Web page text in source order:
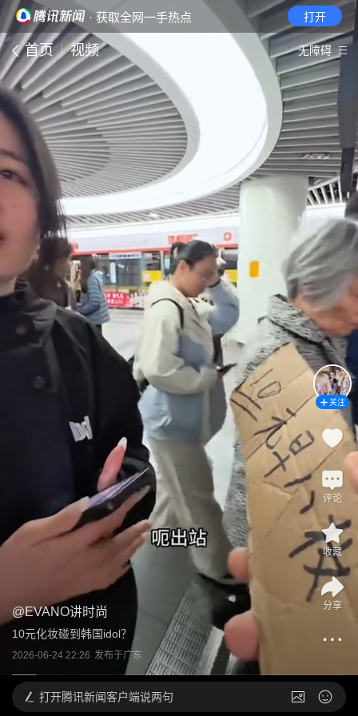
· 获取全网一手热点 打开
首页 视频 无障碍
@EVANO讲时尚
10元化妆碰到韩国idol？
2026-06-24 22:26 发布于广东
关注
评论
收藏
分享
打开腾讯新闻客户端说两句